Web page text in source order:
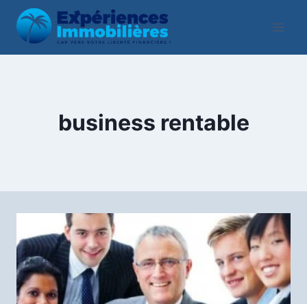
Aller
contenu
business rentable